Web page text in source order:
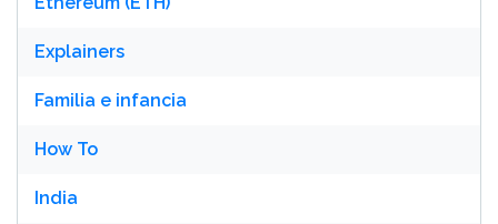
Explainers
Familia e infancia
How To
India